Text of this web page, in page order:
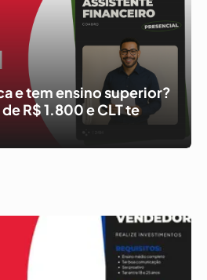
e tem ensino superior?
R$ 1.800 e CLT te